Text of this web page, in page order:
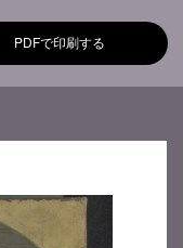
PDFで印刷する